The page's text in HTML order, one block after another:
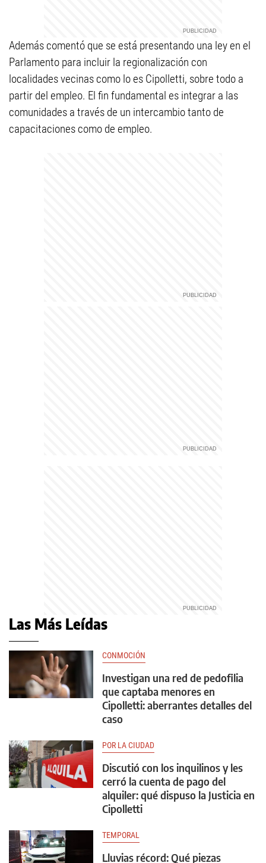
Además comentó que se está presentando una ley en el
Parlamento para incluir la regionalización con
localidades vecinas como lo es Cipolletti, sobre todo a
partir del empleo. El fin fundamental es integrar a las
comunidades a través de un intercambio tanto de
capacitaciones como de empleo.
Las Más Leídas
CONMOCIÓN
Investigan una red de pedofilia
que captaba menores en
Cipolletti: aberrantes detalles del
caso
POR LA CIUDAD
Discutió con los inquilinos y les
cerró la cuenta de pago del
alquiler: qué dispuso la Justicia en
Cipolletti
TEMPORAL
Lluvias récord: Qué piezas